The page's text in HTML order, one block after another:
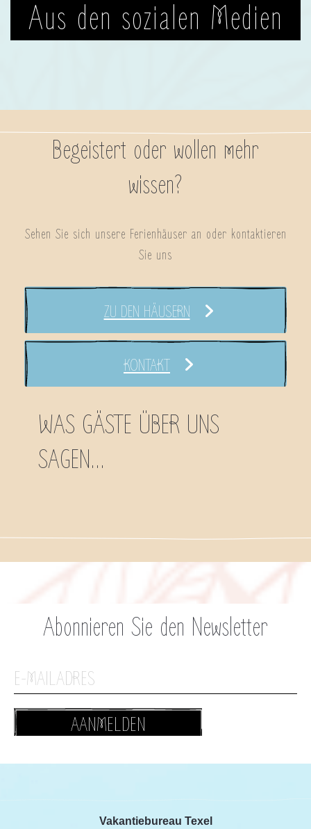
Aus den sozialen Medien
Begeistert oder wollen mehr
wissen?
Sehen Sie sich unsere Ferienhäuser an oder kontaktieren
Sie uns
ZU DEN HÄUSERN
KONTAKT
WAS GÄSTE ÜBER UNS
SAGEN...
Abonnieren Sie den Newsletter
AANMELDEN
Vakantiebureau Texel